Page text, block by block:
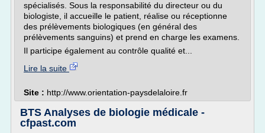
spécialisés. Sous la responsabilité du directeur ou du
biologiste, il accueille le patient, réalise ou réceptionne
des prélèvements biologiques (en général des
prélèvements sanguins) et prend en charge les examens.
Il participe également au contrôle qualité et...
Lire la suite
Site : http://www.orientation-paysdelaloire.fr
BTS Analyses de biologie médicale -
cfpast.com